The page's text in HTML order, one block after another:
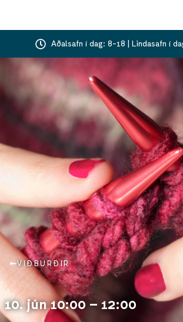
Aðalsafn í dag: 8-18 | Lindasafn í
VIÐBURÐIR
10. jún 10:00 – 12:00